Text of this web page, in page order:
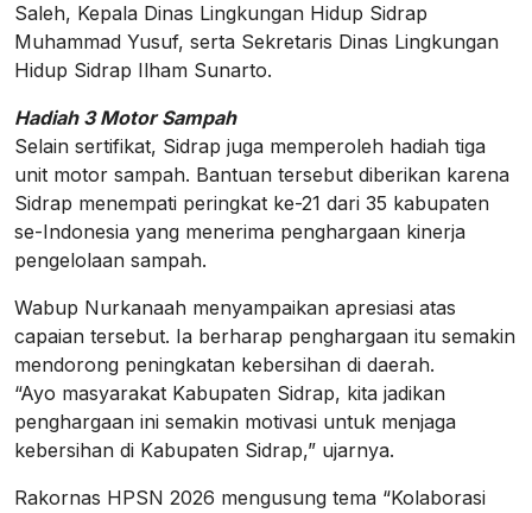
Saleh, Kepala Dinas Lingkungan Hidup Sidrap
Muhammad Yusuf, serta Sekretaris Dinas Lingkungan
Hidup Sidrap Ilham Sunarto.
Hadiah 3 Motor Sampah
Selain sertifikat, Sidrap juga memperoleh hadiah tiga
unit motor sampah. Bantuan tersebut diberikan karena
Sidrap menempati peringkat ke-21 dari 35 kabupaten
se-Indonesia yang menerima penghargaan kinerja
pengelolaan sampah.
Wabup Nurkanaah menyampaikan apresiasi atas
capaian tersebut. Ia berharap penghargaan itu semakin
mendorong peningkatan kebersihan di daerah.
“Ayo masyarakat Kabupaten Sidrap, kita jadikan
penghargaan ini semakin motivasi untuk menjaga
kebersihan di Kabupaten Sidrap,” ujarnya.
Rakornas HPSN 2026 mengusung tema “Kolaborasi